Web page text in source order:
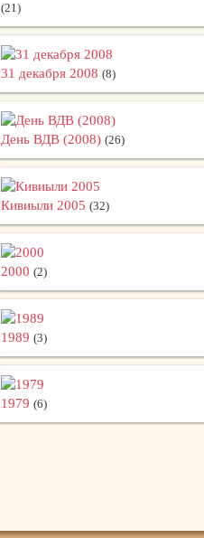
(21)
31 декабря 2008 (8)
День ВДВ (2008) (26)
Кивиыли 2005 (32)
2000 (2)
1989 (3)
1979 (6)